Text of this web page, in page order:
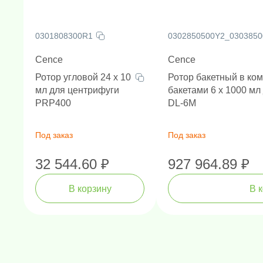
биологических образцов
вирусов, вакцин.
Общие лабораторные
центрифугирования при
Тип: Низкоскоростная
Максимальное RCF: 6 680 x g.
Температурный диапазон: от -
Таймер: 0-99 мин / постоянный
0301808300R1
Cence
Ротор угловой 24 х 10
мл для центрифуги
PRP400
Под заказ
32 544.60 ₽
В корзину
Cence
Ротор бакетный в
бакетами 6 х 1000
DL-6M
Под заказ
927 964.89 ₽
В